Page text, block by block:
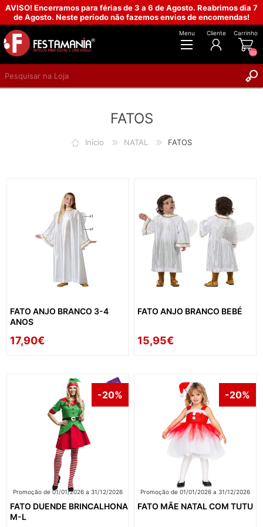
AVISO! Encerramos para férias de 3 a 6 de Agosto. Reabrimos dia 7
de Agosto. Neste período não fazemos envios de encomendas!
Menu Cliente Carrinho
(0)
FATOS
Início NATAL FATOS
FATO ANJO BRANCO 3-4
ANOS
17,90€
FATO ANJO BRANCO BEBÉ
15,95€
-20%
Promoção de 01/01/2026 a 31/12/2026
FATO DUENDE BRINCALHONA
M-L
-20%
Promoção de 01/01/2026 a 31/12/2026
FATO MÃE NATAL COM TUTU